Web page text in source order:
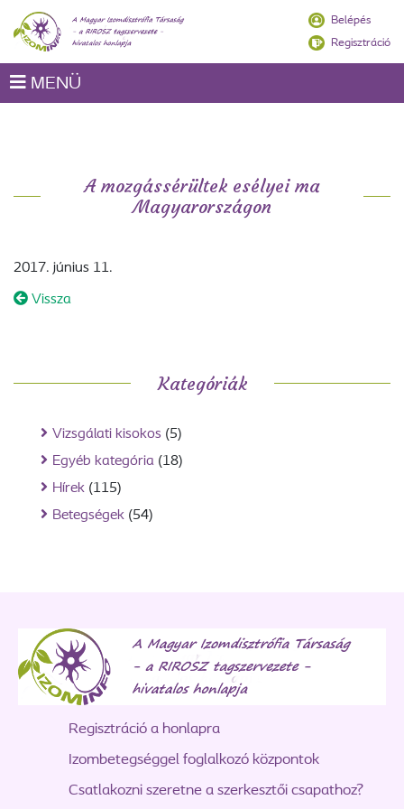
Belépés
Regisztráció
MENÜ
Kategóriák
Vizsgálati kisokos (5)
Egyéb kategória (18)
Hírek (115)
Betegségek (54)
A mozgássérültek esélyei ma
Magyarországon
2017. június 11.
Vissza
Regisztráció a honlapra
Izombetegséggel foglalkozó központok
Csatlakozni szeretne a szerkesztői csapathoz?